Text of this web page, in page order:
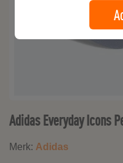
Adidas Everyday Icons
Merk: Adidas